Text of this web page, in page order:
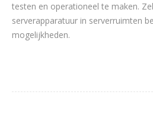
testen en operationeel te maken.
serverapparatuur in serverruimten
mogelijkheden.